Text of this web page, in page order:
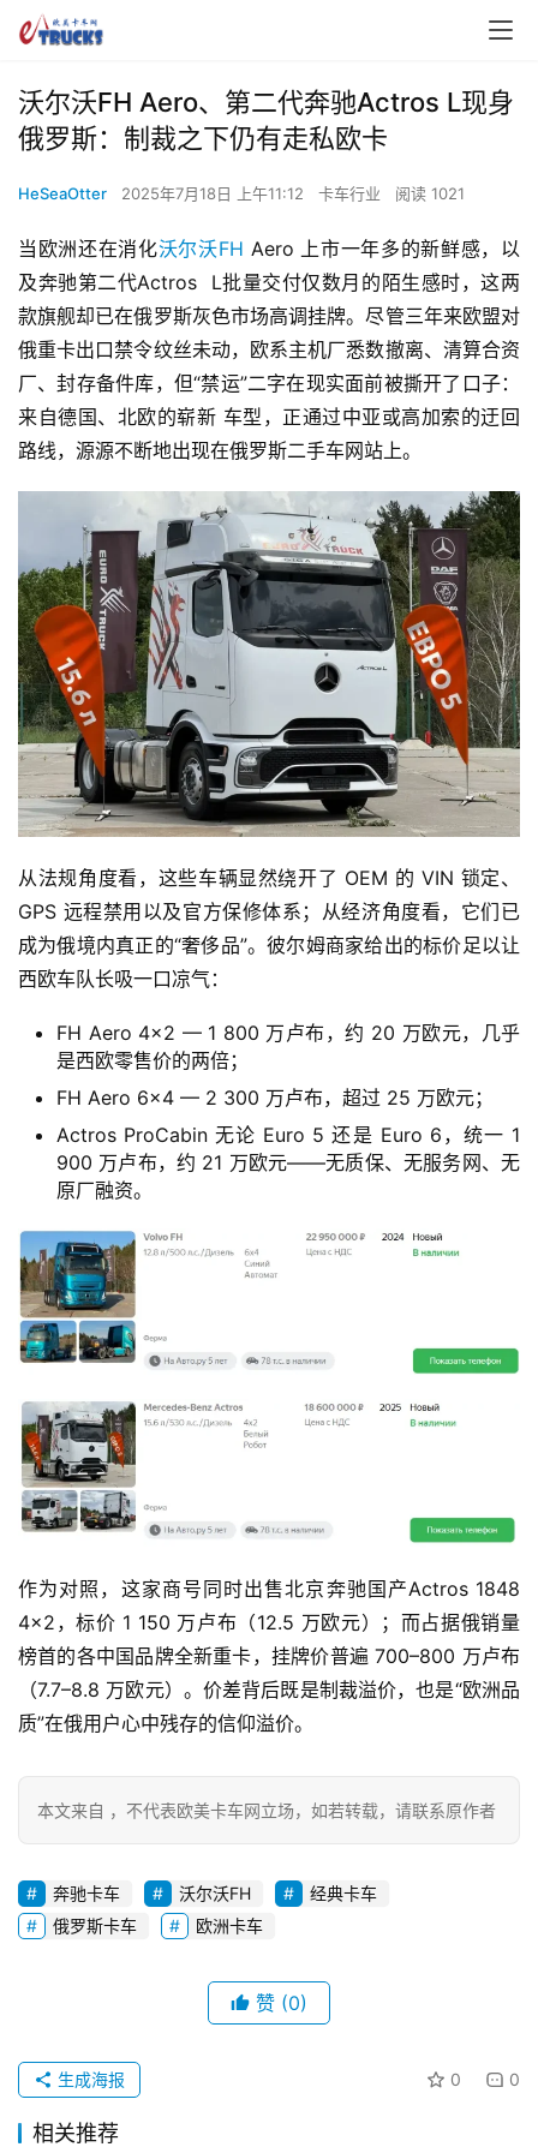
页
独
家
资
讯
频
题
登录 注册
沃尔沃FH Aero、第二代奔驰Actros L现身
俄罗斯：制裁之下仍有走私欧卡
HeSeaOtter 2025年7月18日 上午11:12 卡车行业 阅读 1021
当欧洲还在消化沃尔沃FH Aero 上市一年多的新鲜感，以
及奔驰第二代Actros  L批量交付仅数月的陌生感时，这两
款旗舰却已在俄罗斯灰色市场高调挂牌。尽管三年来欧盟对
俄重卡出口禁令纹丝未动，欧系主机厂悉数撤离、清算合资
厂、封存备件库，但“禁运”二字在现实面前被撕开了口子：
来自德国、北欧的崭新 车型，正通过中亚或高加索的迂回
路线，源源不断地出现在俄罗斯二手车网站上。
从法规角度看，这些车辆显然绕开了 OEM 的 VIN 锁定、
GPS 远程禁用以及官方保修体系；从经济角度看，它们已
成为俄境内真正的“奢侈品”。彼尔姆商家给出的标价足以让
西欧车队长吸一口凉气：
FH Aero 4×2 — 1 800 万卢布，约 20 万欧元，几乎
是西欧零售价的两倍；
FH Aero 6×4 — 2 300 万卢布，超过 25 万欧元；
Actros ProCabin 无论 Euro 5 还是 Euro 6，统一 1
900 万卢布，约 21 万欧元——无质保、无服务网、无
原厂融资。
作为对照，这家商号同时出售北京奔驰国产Actros 1848
4×2，标价 1 150 万卢布（12.5 万欧元）；而占据俄销量
榜首的各中国品牌全新重卡，挂牌价普遍 700–800 万卢布
（7.7–8.8 万欧元）。价差背后既是制裁溢价，也是“欧洲品
质”在俄用户心中残存的信仰溢价。
本文来自 ，不代表欧美卡车网立场，如若转载，请联系原作者
奔驰卡车 沃尔沃FH
经典卡车
俄罗斯卡车
欧洲卡车
赞 (0)
0 0
生成海报
相关推荐